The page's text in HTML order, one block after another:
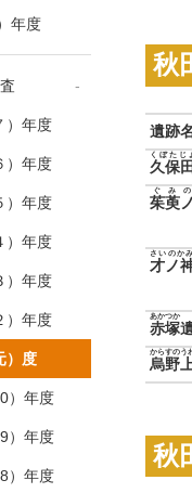
秋
遺跡
久保
くぼたじ
茱萸
ぐみ
才ノ
さいのかみ
赤塚
あかつか
烏野
からすのう
秋
年度
-
）年度
）年度
）年度
）年度
）年度
）年度
）度
）年度
）年度
）年度